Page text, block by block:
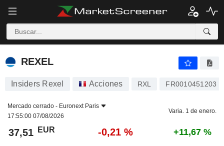
REXEL
REXEL
Insiders Rexel Acciones RXL FR0010451203
Mercado cerrado - Euronext Paris
17:55:00 07/08/2026
Varia. 1 de enero.
37,51 EUR -0,21 % +11,67 %